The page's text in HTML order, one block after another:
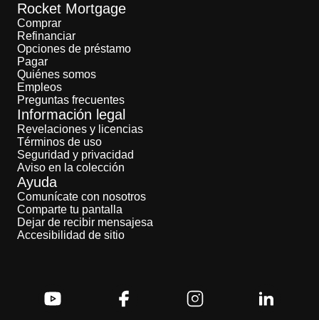
Rocket Mortgage
Comprar
Refinanciar
Opciones de préstamo
Pagar
Quiénes somos
Empleos
Preguntas frecuentes
Información legal
Revelaciones y licencias
Términos de uso
Seguridad y privacidad
Aviso en la colección
Ayuda
Comunícate con nosotros
Comparte tu pantalla
Dejar de recibir mensajesa
Accesibilidad de sitio